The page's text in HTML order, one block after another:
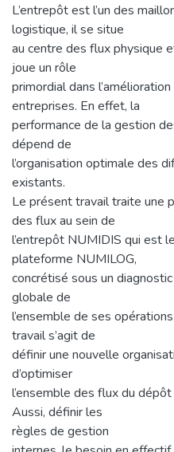
L’entrepôt est l’un des
logistique, il se situe
au centre des flux physique
joue un rôle
primordial dans
entreprises. En effet, la
performance de la gestion
dépend de
l’organisation optimale des
existants.
Le présent travail traite une
des flux au sein de
l’entrepôt NUMIDIS qui est
plateforme NUMILOG,
concrétisé sous un
globale de
l’ensemble de ses
travail s’agit de
définir une nouvelle
d’optimiser
l’ensemble des flux du
Aussi, définir les
règles de gestion